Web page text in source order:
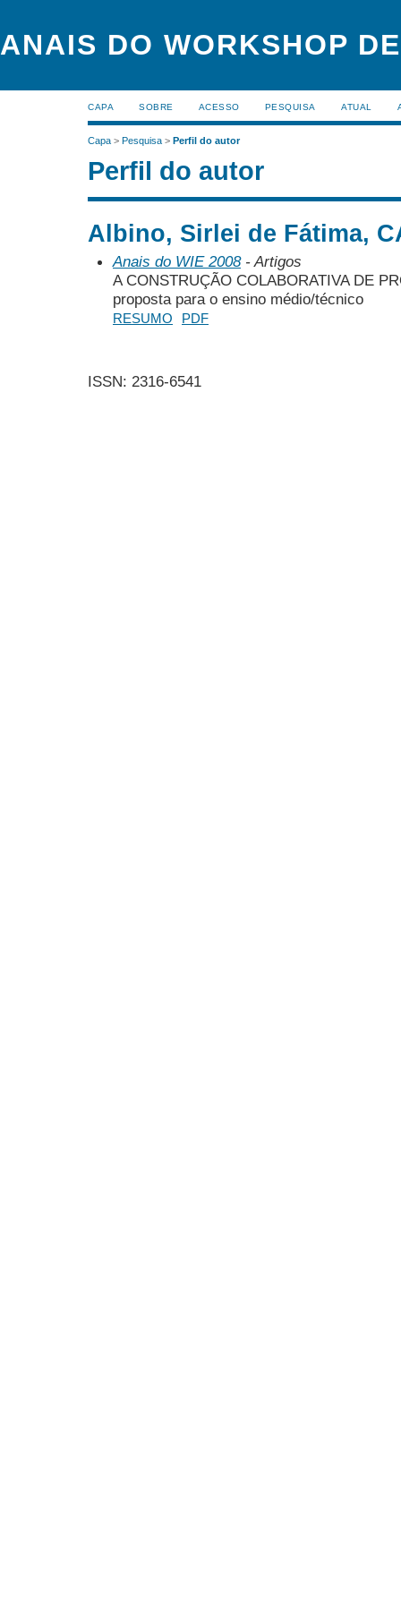
ANAIS DO WORKSHOP
CAPA SOBRE ACESSO PESQUISA ATUAL
Capa > Pesquisa > Perfil do autor
Perfil do autor
Albino, Sirlei de Fátima,
Anais do WIE 2008- Artigos
A CONSTRUÇÃO COLABORATIVA DE
proposta para o ensino médio/técnico
RESUMO PDF
ISSN: 2316-6541